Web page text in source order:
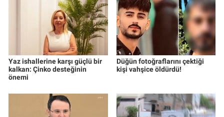
Yaz ishallerine karşı güçlü bir
kalkan: Çinko desteğinin
önemi
Düğün fotoğraflarını çektiği
kişi vahşice öldürdü!